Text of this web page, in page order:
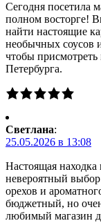
Сегодня посетила
полном восторге!
найти настоящие
необычных соусов
чтобы
Петербурга.
Светлана:
25.05.2026 в 13:08
Настоящая
невероятный выбор
орехов и
бюджетный, но
любимый магазин